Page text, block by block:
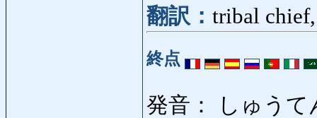
翻訳： tribal
終点
発音： しゅうて